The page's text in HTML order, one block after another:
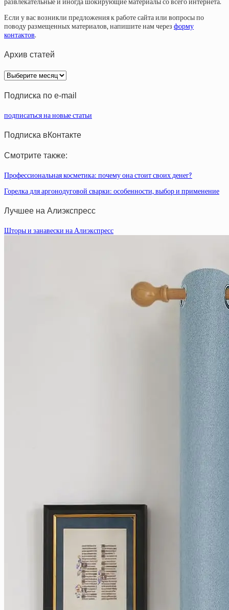
развлекательные и иногда шокирующие материалы со всего интернета.
Если у вас возникли предложения к работе сайта или вопросы по
поводу размещенных материалов, напишите нам через форму
контактов.
Архив статей
Архив
статей
Подписка по e-mail
подписаться на новые статьи
Подписка вКонтакте
Смотрите также:
Профессиональная косметика: почему она стоит своих денег?
Горелка для аргонодуговой сварки: особенности, выбор и применение
Лучшее на Алиэкспресс
Шторы и занавески на Алиэкспресс